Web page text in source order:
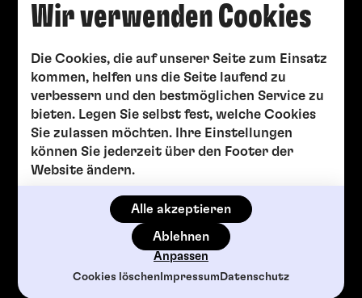
Wir verwenden Cookies
Die Cookies, die auf unserer Seite zum Einsatz
kommen, helfen uns die Seite laufend zu
verbessern und den bestmöglichen Service zu
bieten. Legen Sie selbst fest, welche Cookies
Sie zulassen möchten. Ihre Einstellungen
können Sie jederzeit über den Footer der
Website ändern.
Alle akzeptieren
Ablehnen
Anpassen
Cookies löschen Impressum Datenschutz
14:30 Uhr
Offenen Werkstätten